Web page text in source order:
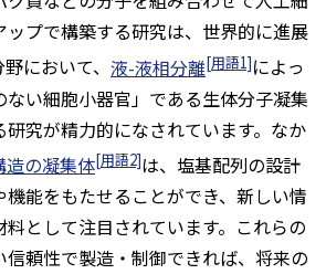
プで構築する研究は、世界的に進展
において、 液-液相分離[用語1]によっ
い細胞小器官」である生体分子凝集
究が精力的になされています。なか
造の凝集体[用語2]は、塩基配列の設計
能をもたせることができ、新しい情
として注目されています。これらの
頼性で製造・制御できれば、将来の